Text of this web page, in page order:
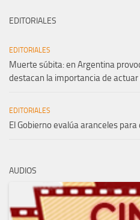
EDITORIALES
EDITORIALES
Muerte súbita: en Argentina
destacan la importancia de
EDITORIALES
El Gobierno evalúa aranceles
AUDIOS